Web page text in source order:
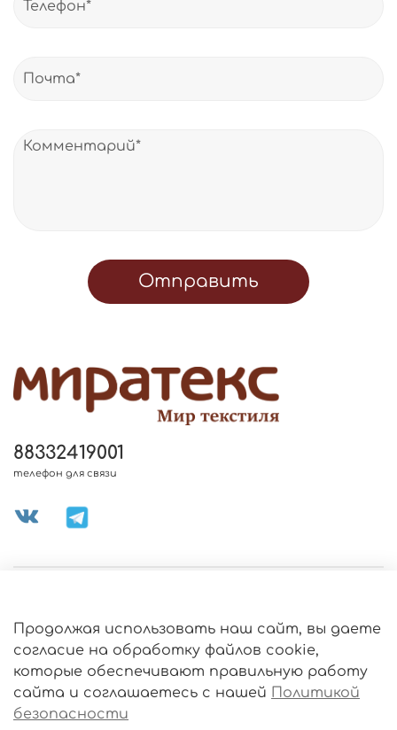
Отправить
ИНФОРМАЦИЯ
О МАГАЗИНЕ
88332419001
телефон для связи
Продолжая использовать наш сайт, вы даете
согласие на обработку файлов cookie,
которые обеспечивают правильную работу
сайта и соглашаетесь с нашей Политикой
безопасности
Политика
обработки